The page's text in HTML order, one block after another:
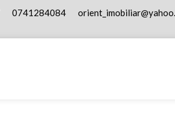
0741284084